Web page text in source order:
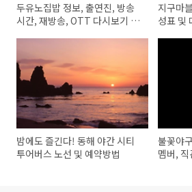
두유노집밥 정보, 출연진, 방송
시간, 재방송, OTT 다시보기 총
지구마
성표 및
밤에도 즐긴다! 동해 야간 시티
투어버스 노선 및 예약방법
불꽃야
멤버,